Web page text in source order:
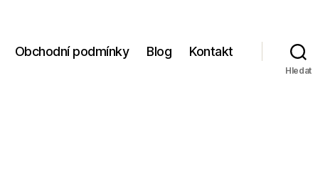
Obchodní podmínky Blog Kontakt
Hledat